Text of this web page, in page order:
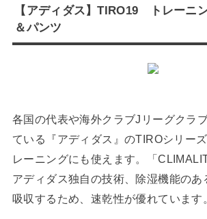
【アディダス】TIRO19 トレーニ
＆パンツ
各国の代表や海外クラブJリーグクラ
ている『アディダス』のTIROシリー
レーニングにも使えます。「
アディダス独自の技術、除湿機能のあ
吸収するため、速乾性が優れています